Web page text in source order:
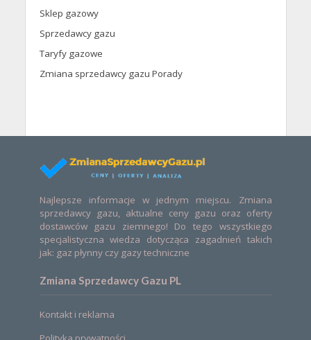
Sklep gazowy
Sprzedawcy gazu
Taryfy gazowe
Zmiana sprzedawcy gazu Porady
Najlepsze informacje w jednym miejscu. Zmiana
sprzedawcy gazu, aktualne ceny gazu oraz oferty
dostawców gazu ziemnego! Do tego wszystkiego
specjalistyczna wiedza dotycząca zagadnień takich
jak: gaz płynny czy gazy techniczne
Zmiana Sprzedawcy Gazu PL
Kontakt i reklama